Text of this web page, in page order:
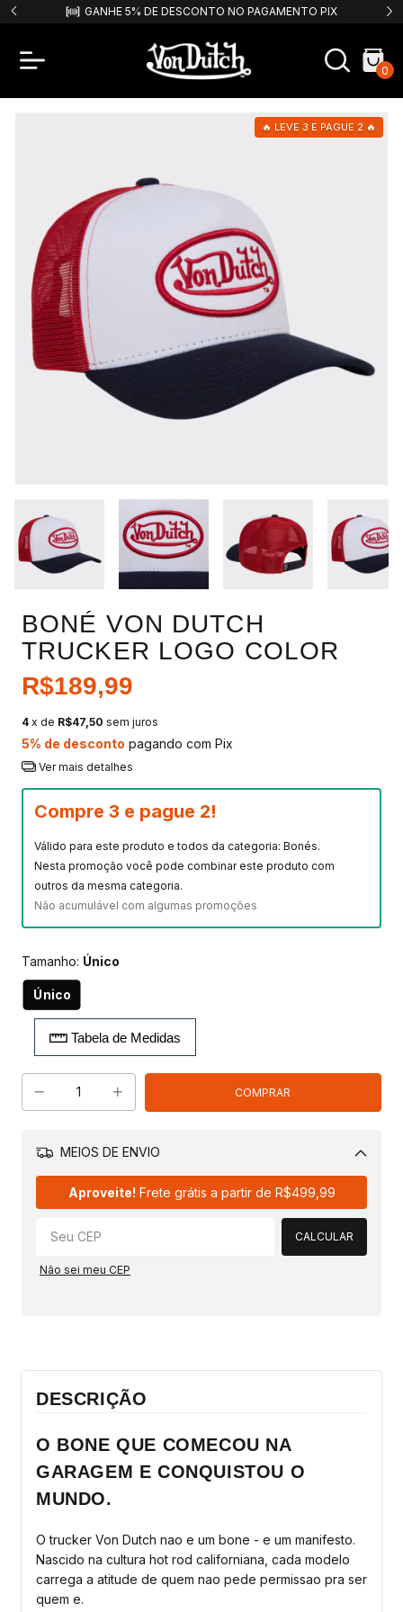
GANHE 5% DE DESCONTO NO PAGAMENTO PIX
0
🔥 LEVE 3 E PAGUE 2 🔥
BONÉ VON DUTCH
TRUCKER LOGO COLOR
R$189,99
4 x de R$47,50 sem juros
5% de desconto pagando com Pix
Ver mais detalhes
Compre 3 e pague 2!
Válido para este produto e todos da categoria: Bonés.
Nesta promoção você pode combinar este produto com
outros da mesma categoria.
Não acumulável com algumas promoções
Tamanho: Único
Único
Tabela de Medidas
MEIOS DE ENVIO
Aproveite! Frete grátis a partir de R$499,99
CALCULAR
Não sei meu CEP
DESCRIÇÃO
O BONE QUE COMECOU NA
GARAGEM E CONQUISTOU O
MUNDO.
O trucker Von Dutch nao e um bone - e um manifesto.
Nascido na cultura hot rod californiana, cada modelo
carrega a atitude de quem nao pede permissao pra ser
quem e.